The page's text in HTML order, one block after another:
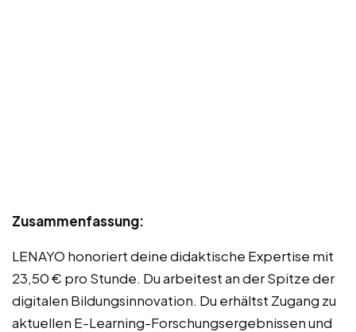
Zusammenfassung:
LENAYO honoriert deine didaktische Expertise mit
23,50 € pro Stunde. Du arbeitest an der Spitze der
digitalen Bildungsinnovation. Du erhältst Zugang zu
aktuellen E-Learning-Forschungsergebnissen und